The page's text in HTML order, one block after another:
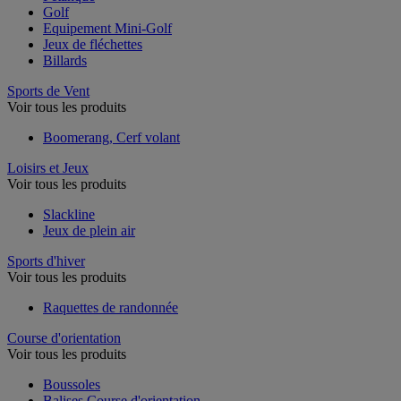
Golf
Equipement Mini-Golf
Jeux de fléchettes
Billards
Sports de Vent
Voir tous les produits
Boomerang, Cerf volant
Loisirs et Jeux
Voir tous les produits
Slackline
Jeux de plein air
Sports d'hiver
Voir tous les produits
Raquettes de randonnée
Course d'orientation
Voir tous les produits
Boussoles